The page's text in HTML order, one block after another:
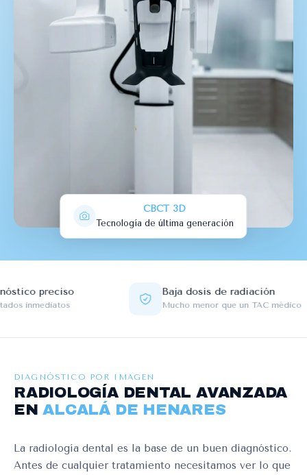
CBCT 3D
Tecnología de última generación
preciso
inmediatos
Baja dosis de radiación
Mucho menor que un TAC médico
DIAGNÓSTICO POR IMAGEN
RADIOLOGÍA DENTAL AVANZADA
ENALCALÁ DE HENARES
La radiología dental es la base de un buen diagnóstico.
Antes de cualquier tratamiento necesitamos ver lo que